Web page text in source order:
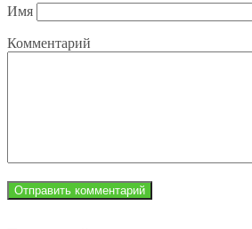
Имя
Комментарий